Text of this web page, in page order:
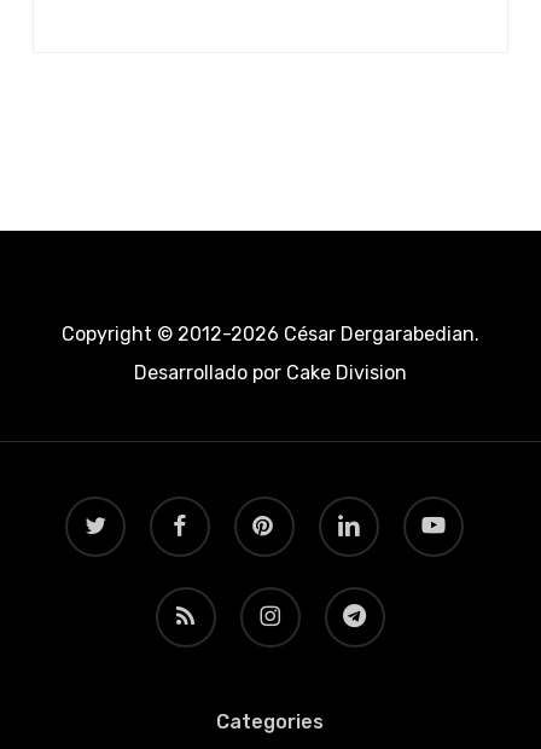
Copyright © 2012-2026 César Dergarabedian.
Desarrollado porCake Division
twitter facebook pinterest linkedin youtube
RSS instagram telegram
Categories